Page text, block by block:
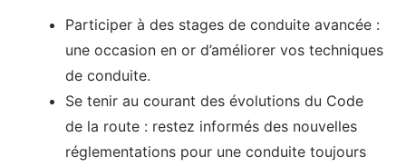
Participer à des stages de conduite avancée :
une occasion en or d’améliorer vos techniques
de conduite.
Se tenir au courant des évolutions du Code
de la route : restez informés des nouvelles
réglementations pour une conduite toujours